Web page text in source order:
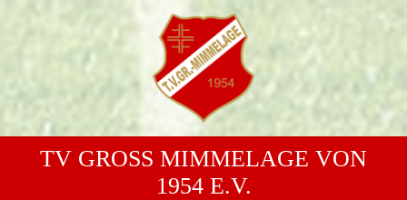
TV GROSS MIMMELAGE VON 1
954 E.V.